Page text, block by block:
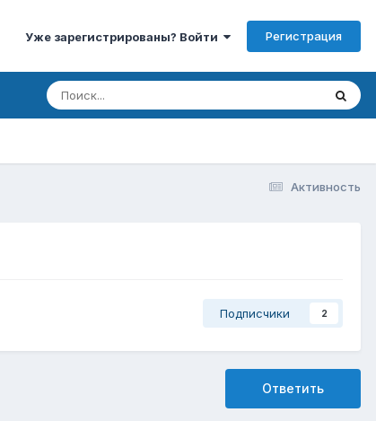
Уже зарегистрированы? Войти Регистрация
Активность
Подписчики 2
Ответить